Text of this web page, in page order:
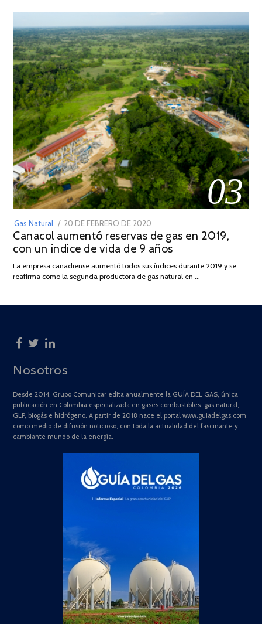
03
Gas Natural
POSTED
ON
20 DE FEBRERO DE 2020
DE
JULIO
2025
Canacol aumentó reservas de gas en 2019,
con un índice de vida de 9 años
La empresa canadiense aumentó todos sus índices durante 2019 y se
reafirma como la segunda productora de gas natural en …
Nosotros
Desde 2014, Grupo Comunicar edita anualmente la GUÍA DEL GAS, única
publicación en Colombia especializada en gases combustibles: gas natural,
GLP, biogás e hidrógeno. A partir de 2018 nace el portal www.guiadelgas.com
como medio de difusión noticioso, con toda la actualidad del fascinante y
cambiante mundo de la energía.